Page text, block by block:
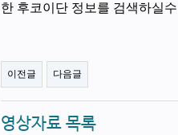
한 후코이단 정보를 검색하실
이전글 다음글
영상자료 목록